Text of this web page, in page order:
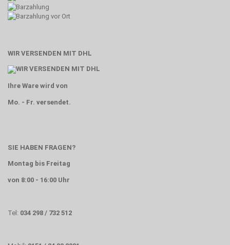
WIR VERSENDEN MIT DHL
Ihre Ware wird von
Mo. - Fr. versendet.
SIE HABEN FRAGEN?
Montag bis Freitag
von 8:00 - 16:00 Uhr
Tel: 034 298 / 732 512